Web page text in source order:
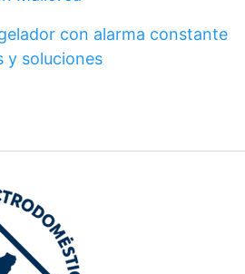
con alarma constante
y soluciones